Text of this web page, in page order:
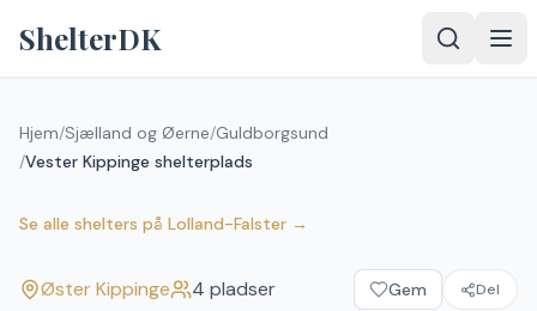
ShelterDK
Hjem/Sjælland og Øerne/Guldborgsund
/Vester Kippinge shelterplads
Se alle shelters på Lolland-Falster →
Vester Kippinge shelterplads
Øster Kippinge
Øster Kippinge 4 pladser Gem Del